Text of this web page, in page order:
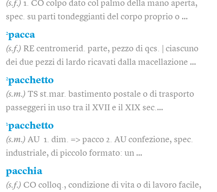
(s.f.) 1. CO colpo dato col palmo della mano aperta,
spec. su parti tondeggianti del corpo proprio o …
2pacca
(s.f.) RE centromerid. parte, pezzo di qcs. | ciascuno
dei due pezzi di lardo ricavati dalla macellazione …
2pacchetto
(s.m.) TS st.mar. bastimento postale o di trasporto
passeggeri in uso tra il XVII e il XIX sec.…
1pacchetto
(s.m.) AU 1. dim. => pacco 2. AU confezione, spec.
industriale, di piccolo formato: un …
pacchia
(s.f.) CO colloq., condizione di vita o di lavoro facile,